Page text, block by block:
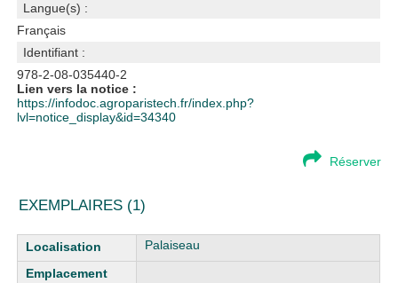
Langue(s) :
Français
Identifiant :
978-2-08-035440-2
Lien vers la notice :
https://infodoc.agroparistech.fr/index.php?
lvl=notice_display&id=34340
Réserver
EXEMPLAIRES (1)
Liste des exemplaires Palaiseau